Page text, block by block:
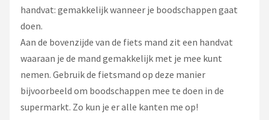
handvat: gemakkelijk wanneer je boodschappen gaat
doen.
Aan de bovenzijde van de fiets mand zit een handvat
waaraan je de mand gemakkelijk met je mee kunt
nemen. Gebruik de fietsmand op deze manier
bijvoorbeeld om boodschappen mee te doen in de
supermarkt. Zo kun je er alle kanten me op!